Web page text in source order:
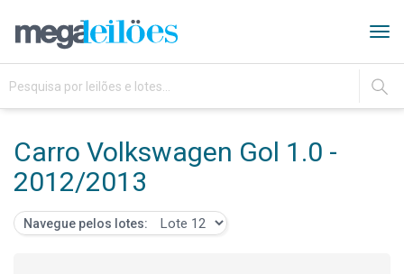
IR
Carro Volkswagen Gol 1.0 -
2012/2013
Navegue pelos lotes: